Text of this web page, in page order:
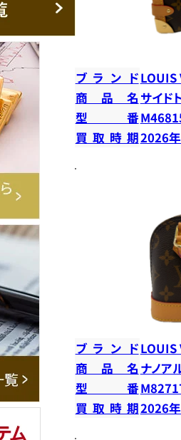
ブランドLOUIS
商品名 サイド
型番
買取時期2026
ブランドLOUIS
商品名 ナノア
型番
買取時期2026